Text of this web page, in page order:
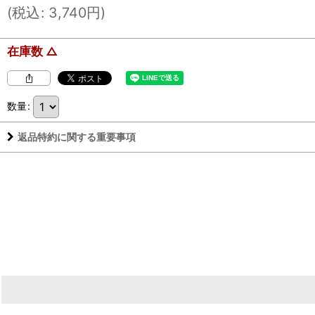
(税込: 3,740円)
在庫数 △
数量:
返品特約に関する重要事項